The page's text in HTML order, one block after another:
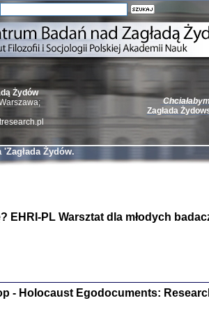
Zagłada
Natalia Aleksiun,
Deborah Dash
Turski, Laurence
Żydów
Żydów.
EHRI-PL Warsztat dla młodych
- Holocaust Egodocuments: